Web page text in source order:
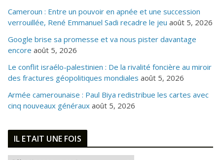
Cameroun : Entre un pouvoir en apnée et une succession
verrouillée, René Emmanuel Sadi recadre le jeu août 5, 2026
Google brise sa promesse et va nous pister davantage
encore août 5, 2026
Le conflit israélo-palestinien : De la rivalité foncière au miroir
des fractures géopolitiques mondiales août 5, 2026
Armée camerounaise : Paul Biya redistribue les cartes avec
cinq nouveaux généraux août 5, 2026
IL ETAIT UNE FOIS